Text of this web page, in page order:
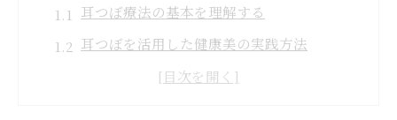
耳つぼ療法の基本を理解する
耳つぼを活用した健康美の実践方法
日常生活への耳つぼの取り入れ方